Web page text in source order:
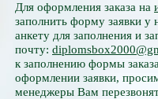
Для оформления заказа на
заполнить форму заявки у
анкету для заполнения и
почту:
к заполнению формы
оформлении заявки,
менеджеры Вам